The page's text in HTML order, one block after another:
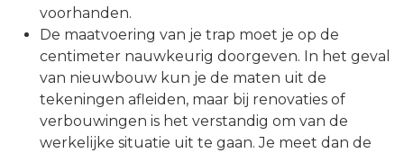
voorhanden.
De maatvoering van je trap moet je op de
centimeter nauwkeurig doorgeven. In het geval
van nieuwbouw kun je de maten uit de
tekeningen afleiden, maar bij renovaties of
verbouwingen is het verstandig om van de
werkelijke situatie uit te gaan. Je meet dan de